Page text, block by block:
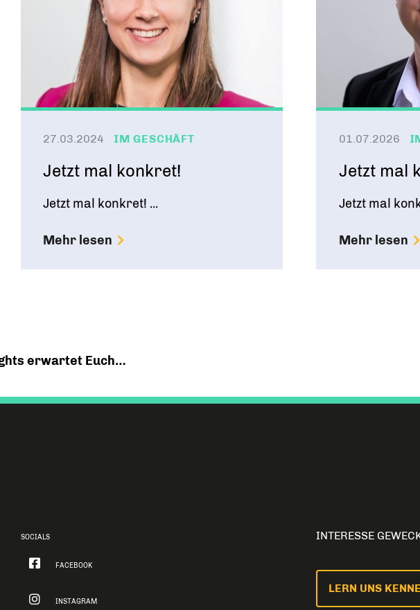
27.03.2024 IM GESCHÄFT
Jetzt mal konkret!
Jetzt mal konkret! ...
Mehr lesen
01.07.2026
Jetzt mal
Jetzt mal
Mehr lesen
erwartet Euch…
SOCIALS
FACEBOOK
INSTAGRAM
INTERESSE
LERN UNS